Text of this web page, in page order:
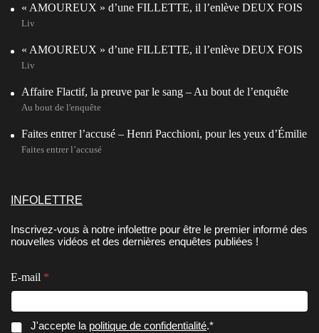
« AMOUREUX » d’une FILLETTE, il l’enlève DEUX FOIS
Liv
« AMOUREUX » d’une FILLETTE, il l’enlève DEUX FOIS
Liv
Affaire Flactif, la preuve par le sang – Au bout de l’enquête
Au bout de l'enquête
Faites entrer l’accusé – Henri Pacchioni, pour les yeux d’Émilie
Faites entrer l’accusé
INFOLETTRE
Inscrivez-vous à notre infolettre pour être le premier informé des
nouvelles vidéos et des dernières enquêtes publiées !
*
E
m
a
E-mail *
E
C J'accepte la politique de confidentialité.*